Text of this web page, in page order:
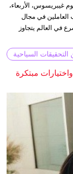
غيبريسوس، الأربعاء،
العاملين في مجال
في العالم يتجاوز
التحقيقات السياحية
مبتكرة